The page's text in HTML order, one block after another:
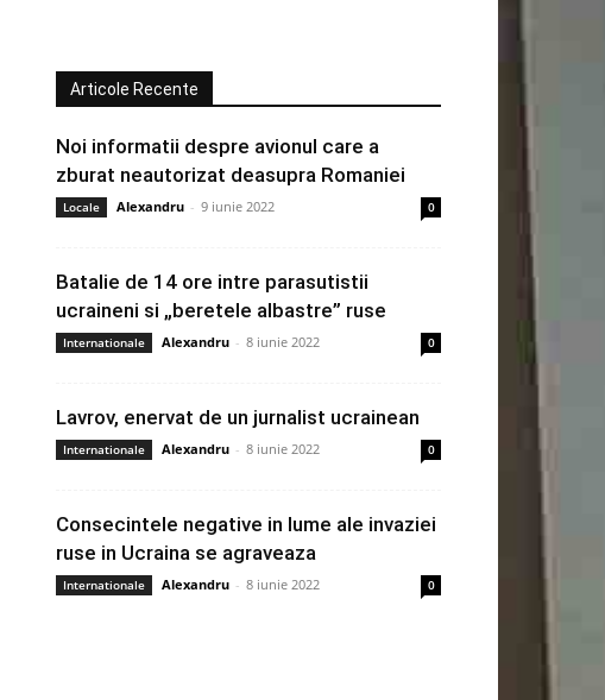
Articole Recente
Noi informatii despre avionul care a
zburat neautorizat deasupra Romaniei
Locale Alexandru - 9 iunie 2022 0
Batalie de 14 ore intre parasutistii
ucraineni si „beretele albastre” ruse
Internationale Alexandru - 8 iunie 2022 0
Lavrov, enervat de un jurnalist ucrainean
Internationale Alexandru - 8 iunie 2022 0
Consecintele negative in lume ale invaziei
ruse in Ucraina se agraveaza
Internationale Alexandru - 8 iunie 2022 0